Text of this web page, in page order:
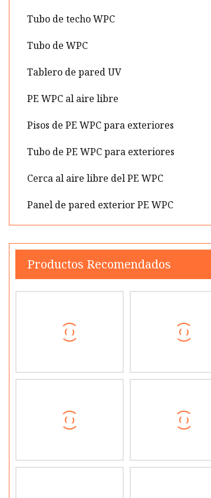
Tubo de techo WPC
Tubo de WPC
Tablero de pared UV
PE WPC al aire libre
Pisos de PE WPC para exteriores
Tubo de PE WPC para exteriores
Cerca al aire libre del PE WPC
Panel de pared exterior PE WPC
Productos Recomendados